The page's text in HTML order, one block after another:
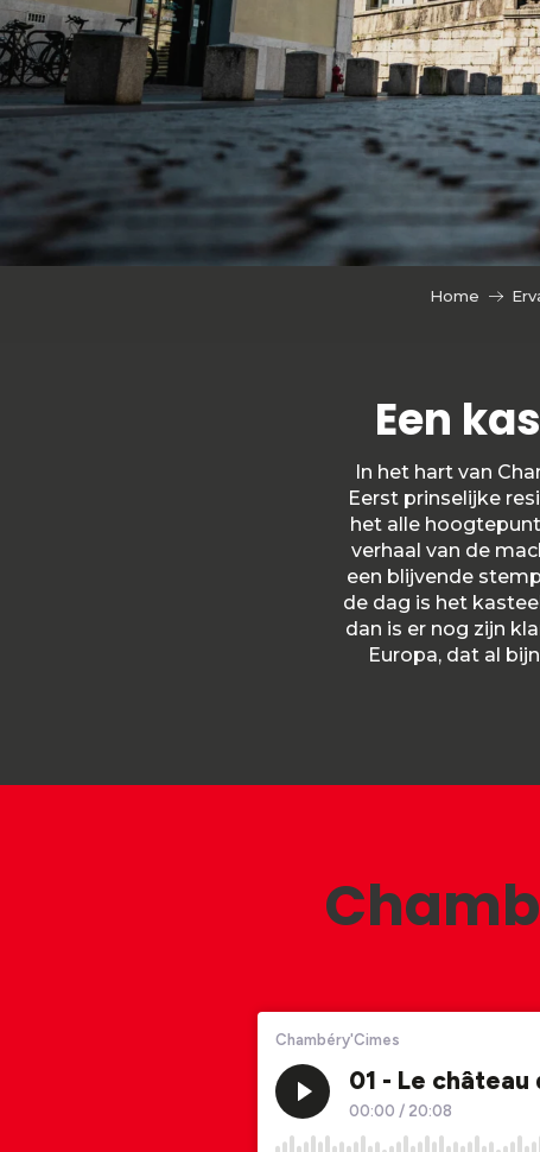
Home
Een
In het hart van
Eerst prinselijke
het alle
verhaal van de
een blijvende
de dag is het
dan is er nog zijn
Europa, dat al